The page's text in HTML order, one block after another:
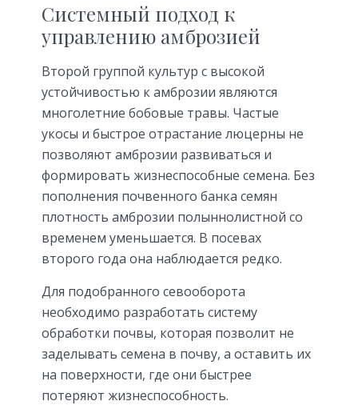
Системный подход к
управлению амброзией
Второй группой культур с высокой
устойчивостью к амброзии являются
многолетние бобовые травы. Частые
укосы и быстрое отрастание люцерны не
позволяют амброзии развиваться и
формировать жизнеспособные семена. Без
пополнения почвенного банка семян
плотность амброзии полыннолистной со
временем уменьшается. В посевах
второго года она наблюдается редко.
Для подобранного севооборота
необходимо разработать систему
обработки почвы, которая позволит не
заделывать семена в почву, а оставить их
на поверхности, где они быстрее
потеряют жизнеспособность.